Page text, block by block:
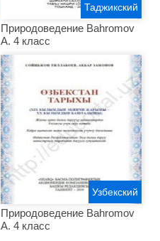
Природоведение Bahromov
A. 4 класс
Таджикский
Природоведение Bahromov
A. 4 класс
Узбекский